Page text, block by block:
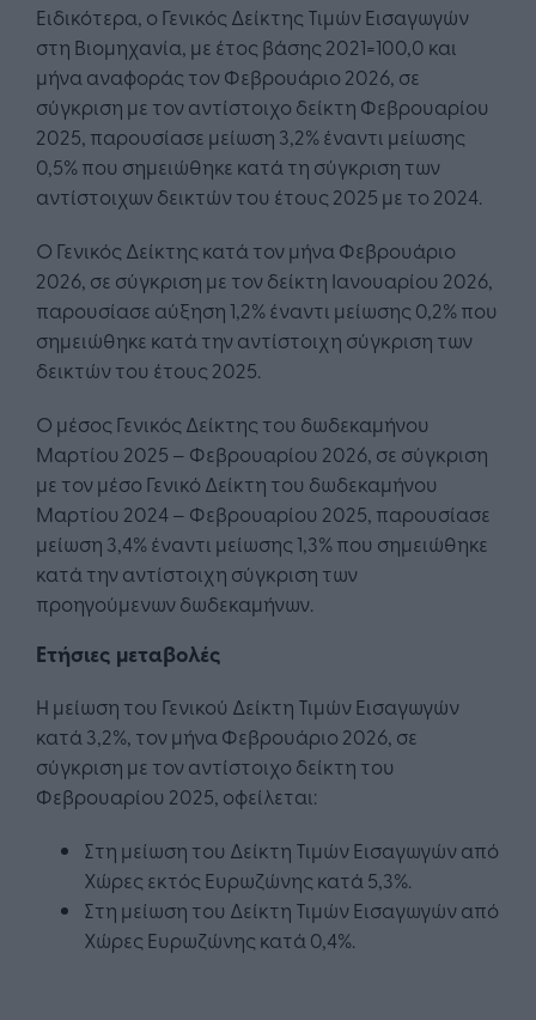
Ειδικότερα, ο Γενικός Δείκτης Τιμών Εισαγωγών
στη Βιομηχανία, με έτος βάσης 2021=100,0 και
μήνα αναφοράς τον Φεβρουάριο 2026, σε
σύγκριση με τον αντίστοιχο δείκτη Φεβρουαρίου
2025, παρουσίασε μείωση 3,2% έναντι μείωσης
0,5% που σημειώθηκε κατά τη σύγκριση των
αντίστοιχων δεικτών του έτους 2025 με το 2024.
Ο Γενικός Δείκτης κατά τον μήνα Φεβρουάριο
2026, σε σύγκριση με τον δείκτη Ιανουαρίου 2026,
παρουσίασε αύξηση 1,2% έναντι μείωσης 0,2% που
σημειώθηκε κατά την αντίστοιχη σύγκριση των
δεικτών του έτους 2025.
Ο μέσος Γενικός Δείκτης του δωδεκαμήνου
Μαρτίου 2025 – Φεβρουαρίου 2026, σε σύγκριση
με τον μέσο Γενικό Δείκτη του δωδεκαμήνου
Μαρτίου 2024 – Φεβρουαρίου 2025, παρουσίασε
μείωση 3,4% έναντι μείωσης 1,3% που σημειώθηκε
κατά την αντίστοιχη σύγκριση των
προηγούμενων δωδεκαμήνων.
Ετήσιες μεταβολές
Η μείωση του Γενικού Δείκτη Τιμών Εισαγωγών
κατά 3,2%, τον μήνα Φεβρουάριο 2026, σε
σύγκριση με τον αντίστοιχο δείκτη του
Φεβρουαρίου 2025, οφείλεται:
Στη μείωση του Δείκτη Τιμών Εισαγωγών από
Χώρες εκτός Ευρωζώνης κατά 5,3%.
Στη μείωση του Δείκτη Τιμών Εισαγωγών από
Χώρες Ευρωζώνης κατά 0,4%.